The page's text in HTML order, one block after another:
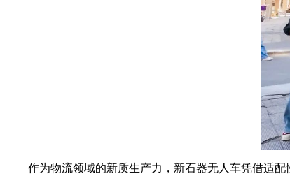
作为物流领域的新质生产力，新石器无人车凭借适